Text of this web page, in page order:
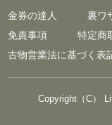
金券の達人 裏ワ
免責事項
特定商
古物営業法に基づく表
Copyright（C）